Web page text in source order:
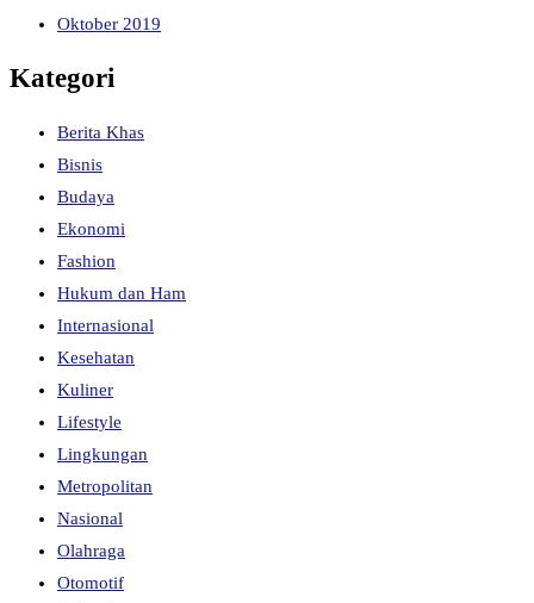
Oktober 2019
Kategori
Berita Khas
Bisnis
Budaya
Ekonomi
Fashion
Hukum dan Ham
Internasional
Kesehatan
Kuliner
Lifestyle
Lingkungan
Metropolitan
Nasional
Olahraga
Otomotif